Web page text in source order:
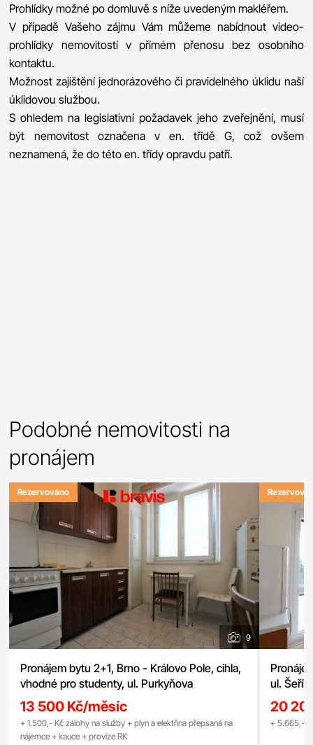
Prohlídky možné po domluvě s níže uvedeným makléřem.
V případě Vašeho zájmu Vám můžeme nabídnout video-
prohlídky nemovitostí v přímém přenosu bez osobního
kontaktu.
Možnost zajištění jednorázového či pravidelného úklidu naší
úklidovou službou.
S ohledem na legislativní požadavek jeho zveřejnění, musí
být nemovitost označena v en. třídě G, což ovšem
neznamená, že do této en. třídy opravdu patří.
Podobné nemovitosti na
pronájem
Rezervováno
9
Pronájem bytu 2+1, Brno - Královo Pole, cihla,
vhodné pro studenty, ul. Purkyňova
13 500 Kč/měsíc
+ 1.500,- Kč zálohy na služby + plyn a elektřina přepsaná na
nájemce + kauce + provize RK
ul.
20
+ 5.665,-